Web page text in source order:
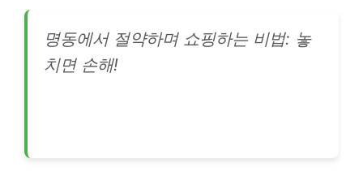
명동에서 절약하며 쇼핑하는 비법: 놓
치면 손해!